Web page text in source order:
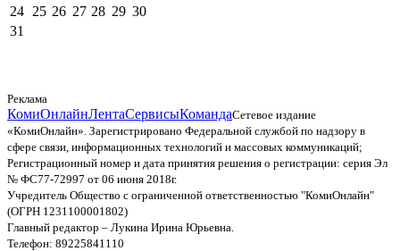
24 25 26 27 28 29 30
31
Реклама
КомиОнлайнЛентаСервисыКомандаСетевое издание
«КомиОнлайн». Зарегистрировано Федеральной службой по надзору в
сфере связи, информационных технологий и массовых коммуникаций;
Регистрационный номер и дата принятия решения о регистрации: серия Эл
№ ФС77-72997 от 06 июня 2018г.
Учредитель Общество с ограниченной ответственностью "КомиОнлайн"
(ОГРН 1231100001802)
Главный редактор – Лукина Ирина Юрьевна.
Телефон: 89225841110